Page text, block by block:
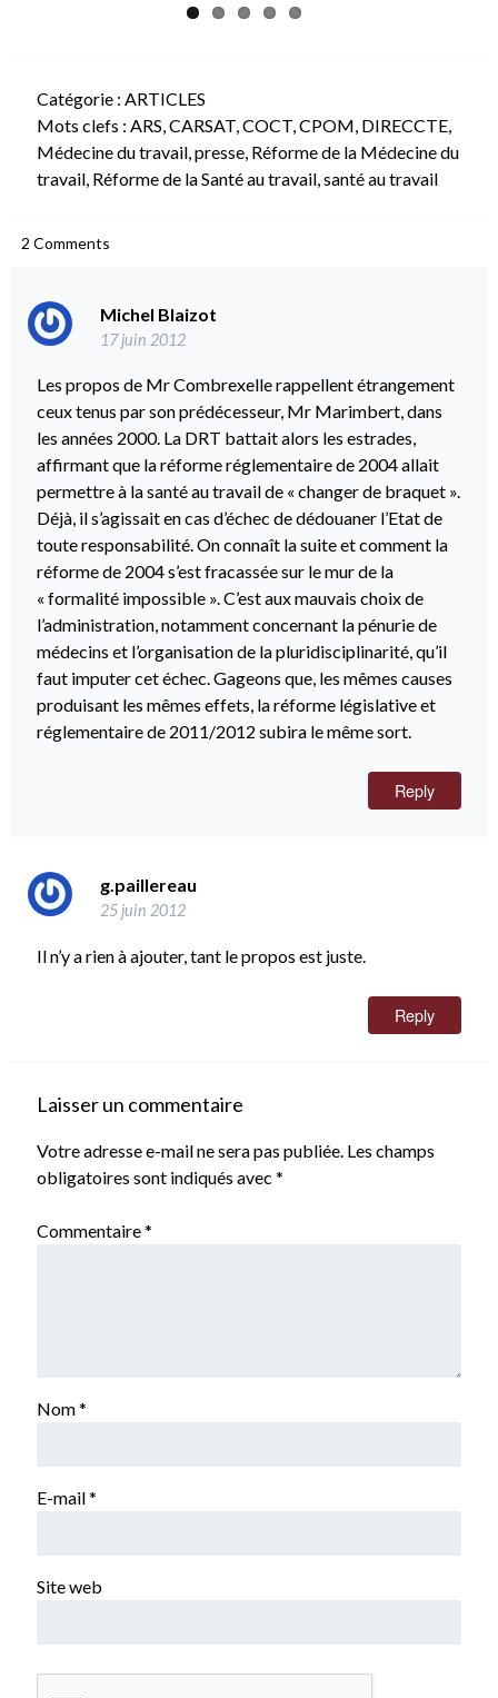
Catégorie : ARTICLES
Mots clefs : ARS CARSAT, COCT, CPOM DIRECCTE,
Médecine du travail, presse, Réforme de la Médecine du
travail, Réforme de la Santé au travail, santé au travail
2 Comments
Michel Blaizot
17 juin 2012
Les propos de Mr Combrexelle rappellent étrangement
ceux tenus par son prédécesseur, Mr Marimbert, dans
les années 2000. La DRT battait alors les estrades,
affirmant que la réforme réglementaire de 2004 allait
permettre à la santé au travail de « changer de braquet ».
Déjà, il s’agissait en cas d’échec de dédouaner l’Etat de
toute responsabilité. On connaît la suite et comment la
réforme de 2004 s’est fracassée sur le mur de la
« formalité impossible ». C’est aux mauvais choix de
l’administration, notamment concernant la pénurie de
médecins et l’organisation de la pluridisciplinarité, qu’il
faut imputer cet échec. Gageons que, les mêmes causes
produisant les mêmes effets, la réforme législative et
réglementaire de 2011/2012 subira le même sort.
Reply
g.paillereau
25 juin 2012
Il n’y a rien à ajouter, tant le propos est juste.
Reply
Laisser un commentaire
Votre adresse e-mail ne sera pas publiée. Les champs
obligatoires sont indiqués avec *
Commentaire*
Nom*
E-mail*
Site web